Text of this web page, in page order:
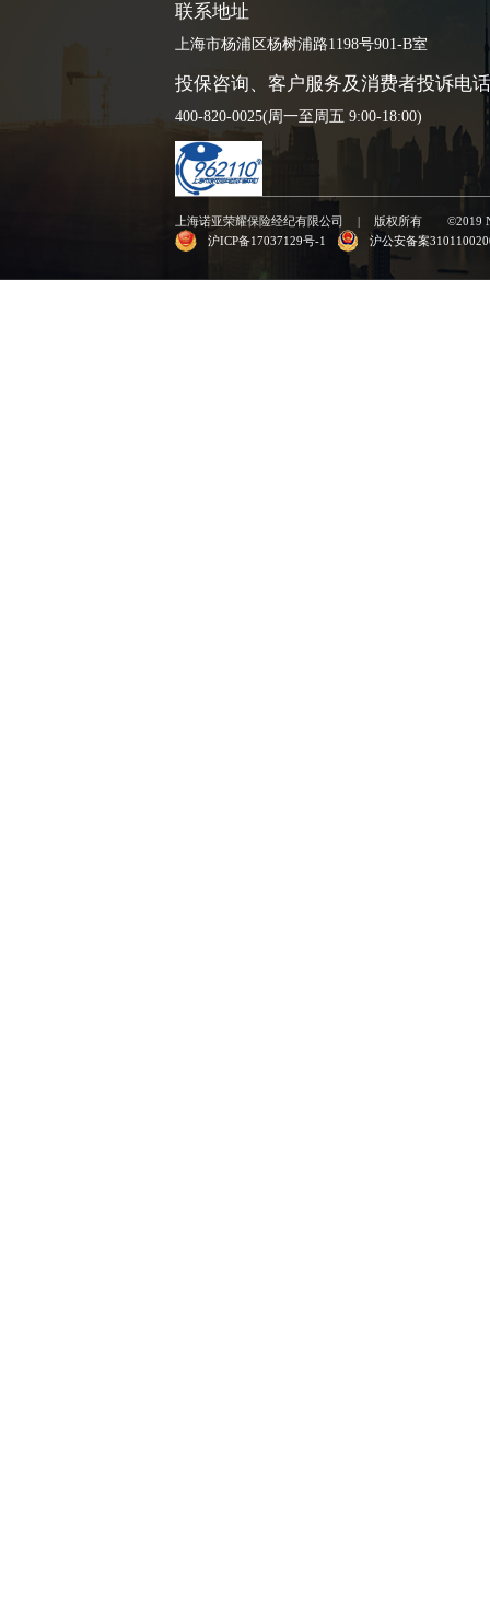
联系地址
上海市杨浦区杨树浦路1198号901-B室
投保咨询、客户服务及消费者投诉电话
400-820-0025(周一至周五 9:00-18:00)
上海诺亚荣耀保险经纪有限公司 | 版权所有
©2019
沪ICP备17037129号-1
沪公安备案